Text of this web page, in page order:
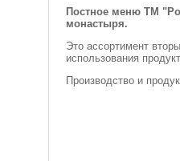
Постное меню ТМ
монастыря.
Это ассортимент
использования
Производство и